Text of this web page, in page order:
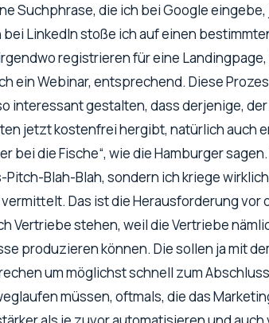
Suchphrase, die ich bei Google
LinkedIn stoße ich auf einen
registrieren für eine
ein Webinar, entsprechend. Diese
interessant gestalten, dass derjenige,
jetzt kostenfrei hergibt, natürlich auch
bei die Fische“, wie die Hamburger
Blah-Blah, sondern ich kriege
Das ist die Herausforderung vor
Vertriebe stehen, weil die Vertriebe
produzieren können. Die sollen ja mit
um möglichst schnell zum
müssen, oftmals, die das